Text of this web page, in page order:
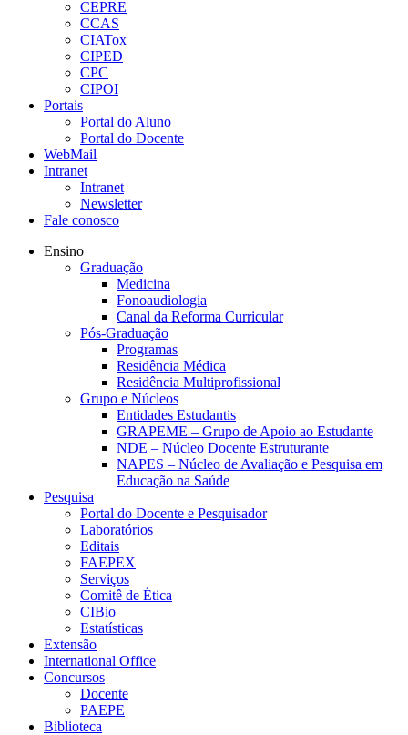
CEPRE
CCAS
CIATox
CIPED
CPC
CIPOI
Portais
Portal do Aluno
Portal do Docente
WebMail
Intranet
Intranet
Newsletter
Fale conosco
Ensino
Graduação
Medicina
Fonoaudiologia
Canal da Reforma Curricular
Pós-Graduação
Programas
Residência Médica
Residência Multiprofissional
Grupo e Núcleos
Entidades Estudantis
GRAPEME – Grupo de Apoio ao Estudante
NDE – Núcleo Docente Estruturante
NAPES – Núcleo de Avaliação e Pesquisa em
Educação na Saúde
Pesquisa
Portal do Docente e Pesquisador
Laboratórios
Editais
FAEPEX
Serviços
Comitê de Ética
CIBio
Estatísticas
Extensão
International Office
Concursos
Docente
PAEPE
Biblioteca